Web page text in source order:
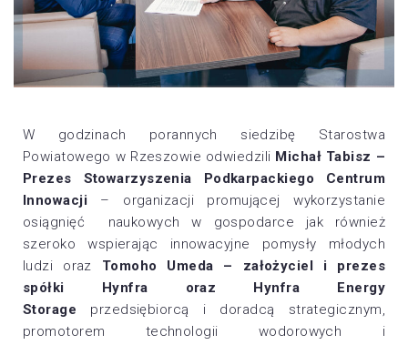
W godzinach porannych siedzibę Starostwa
Powiatowego w Rzeszowie odwiedzili Michał Tabisz –
Prezes Stowarzyszenia Podkarpackiego Centrum
Innowacji – organizacji promującej wykorzystanie
osiągnięć naukowych w gospodarce jak również
szeroko wspierając innowacyjne pomysły młodych
ludzi oraz Tomoho Umeda – założyciel i prezes
spółki Hynfra oraz Hynfra Energy
Storage przedsiębiorcą i doradcą strategicznym,
promotorem technologii wodorowych i